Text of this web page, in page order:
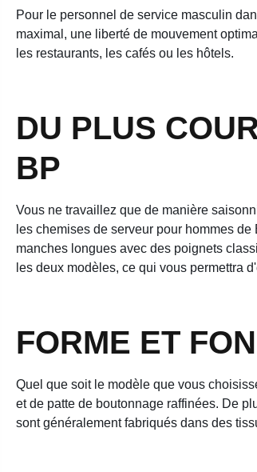
Pour le personnel de service masculin
maximal, une liberté de mouvement
les restaurants, les cafés ou les hôtels.
DU PLUS
BP
Vous ne travaillez que de manière
les chemises de serveur pour hommes
manches longues avec des poignets
les deux modèles, ce qui vous permettra
FORME ET
Quel que soit le modèle que vous
et de patte de boutonnage raffinées. De
sont généralement fabriqués dans des